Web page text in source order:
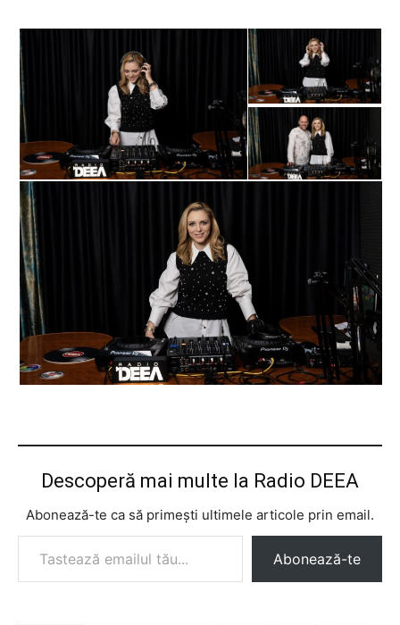
Descoperă mai multe la Radio DEEA
Abonează-te ca să primești ultimele articole prin email.
Tastează emailul tău...
Abonează-te